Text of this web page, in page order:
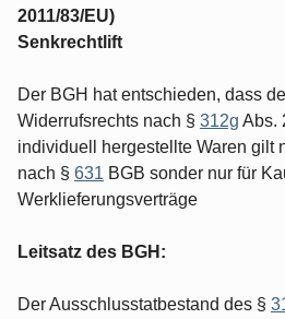
2011/83/EU)
Senkrechtlift
Der BGH hat entschieden, dass
Widerrufsrechts nach § 312g Abs.
individuell hergestellte Waren gilt
nach § 631 BGB sonder nur für
Werklieferungsverträge
Leitsatz des BGH:
Der Ausschlusstatbestand des §